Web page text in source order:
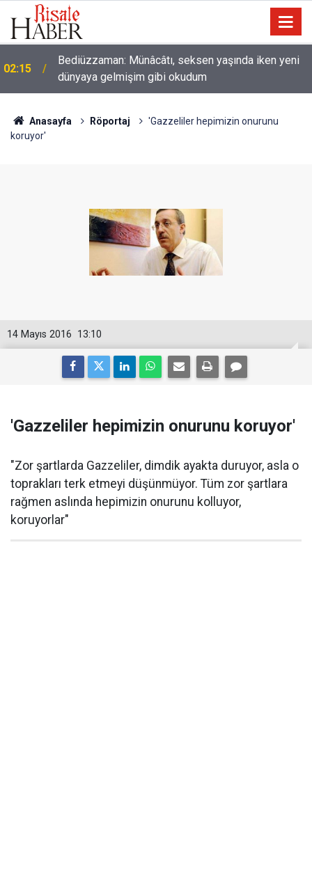
02:15
Bediüzzaman: Münâcâtı, seksen yaşında iken yeni
dünyaya gelmişim gibi okudum
Anasayfa Röportaj
'Gazzeliler hepimizin onurunu
koruyor'
13:10
14 Mayıs 2016
'Gazzeliler hepimizin onurunu koruyor'
"Zor şartlarda Gazzeliler, dimdik ayakta duruyor, asla o
toprakları terk etmeyi düşünmüyor. Tüm zor şartlara
rağmen aslında hepimizin onurunu kolluyor,
koruyorlar"